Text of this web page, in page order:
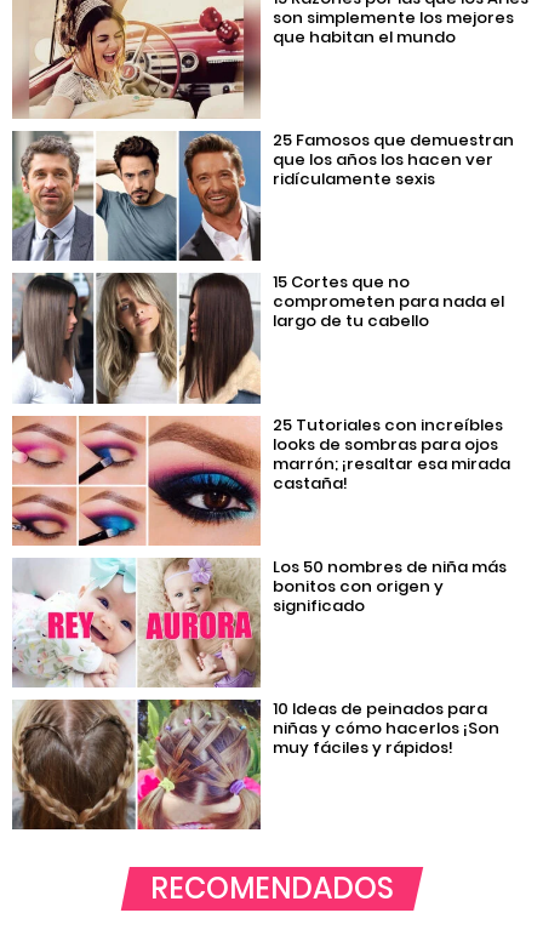
son simplemente los mejores
que habitan el mundo
25 Famosos que demuestran
que los años los hacen ver
ridículamente sexis
15 Cortes que no
comprometen para nada el
largo de tu cabello
25 Tutoriales con increíbles
looks de sombras para ojos
marrón; ¡resaltar esa mirada
castaña!
Los 50 nombres de niña más
bonitos con origen y
significado
10 Ideas de peinados para
niñas y cómo hacerlos ¡Son
muy fáciles y rápidos!
RECOMENDADOS